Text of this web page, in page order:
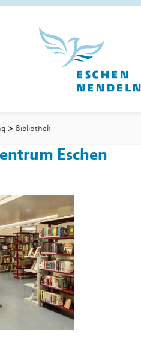
> Bibliothek
Eschen